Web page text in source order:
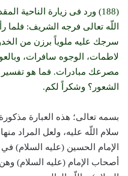
(188) ورد فى زيارة الناحية
اللّه تعالى فرجه الشريف: فلما
سرجك عليه ملوياً برزن من
لاطمات، الوجوه سافرات،
مصرعك مبادرات. فما هو تفسير
الشعور؟ وشكراً لكم.
بسمه تعالى؛ هذه العبارة
سلام اللّه عليه، ولعل المراد
الإمام الحسين (عليه السلام)
أصحاب الإمام (عليه السلام)